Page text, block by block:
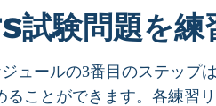
試験問題を練
ュールの3番目のステップ
ることができます。各練習